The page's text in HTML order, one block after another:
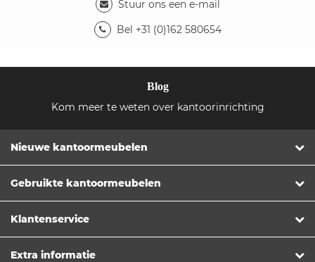
Stuur ons een e-mail
Bel +31 (0)162 580654
Blog
Kom meer te weten over kantoorinrichting
Nieuwe kantoormeubelen
Gebruikte kantoormeubelen
Klantenservice
Extra informatie